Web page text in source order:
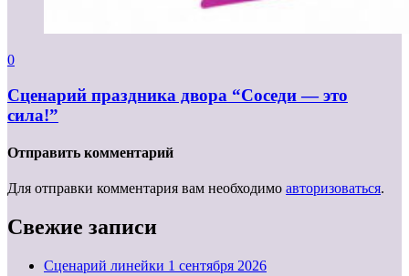
0
Сценарий праздника двора “Соседи — это
сила!”
Отправить комментарий
Для отправки комментария вам необходимо авторизоваться.
Свежие записи
Cценарий линейки 1 сентября 2026